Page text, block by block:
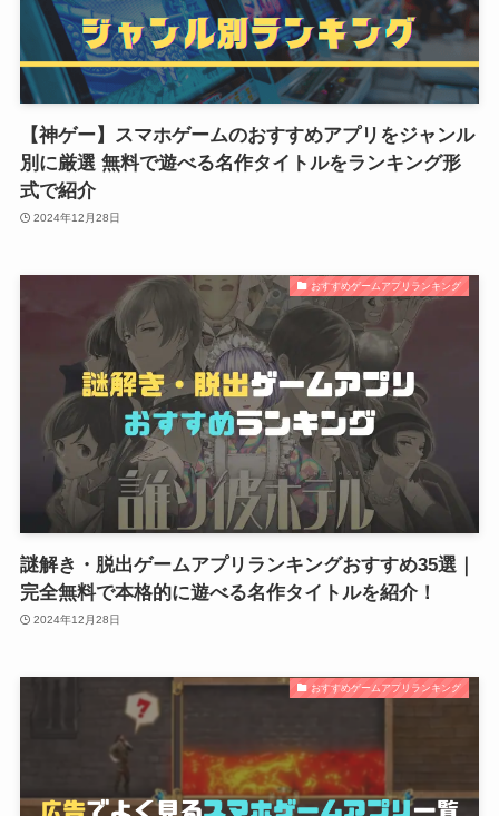
【神ゲー】スマホゲームのおすすめアプリをジャンル
別に厳選 無料で遊べる名作タイトルをランキング形
式で紹介
2024年12月28日
おすすめゲームアプリランキング
謎解き・脱出ゲームアプリランキングおすすめ35選｜
完全無料で本格的に遊べる名作タイトルを紹介！
2024年12月28日
おすすめゲームアプリランキング